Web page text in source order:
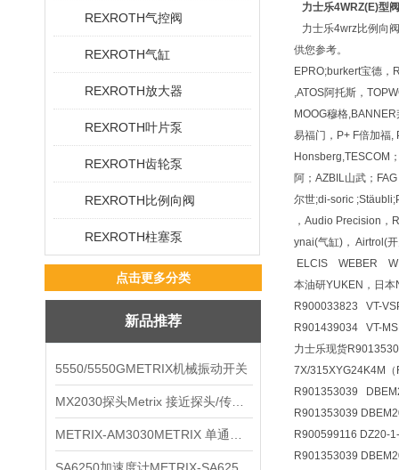
REXROTH气控阀
REXROTH气缸
REXROTH放大器
REXROTH叶片泵
REXROTH齿轮泵
REXROTH比例向阀
REXROTH柱塞泵
点击更多分类
新品推荐
5550/5550GMETRIX机械振动开关
力士乐4WRZ(E)型阀
力士乐4wrz比例向
供您参考。
EPRO;burkert宝德，
,ATOS阿托斯，
MOOG穆格
易福门，P+ F倍加福,
Honsberg,TESCOM
阿；AZBIL山武；
尔世;di-soric
，Audio Precision
ynai(气缸)， Airtrol(
ELCIS WEBER
本油研YUKEN，日本
R900033823 VT-
R901439034 VT-
力士乐现货
7X/315XYG24K4M
R901353039
R901353039
R900599116 DZ20-
R901353039